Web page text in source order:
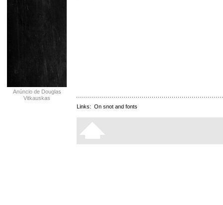
Anúncio de Douglas
Vitkauskas
Links: On snot and fonts